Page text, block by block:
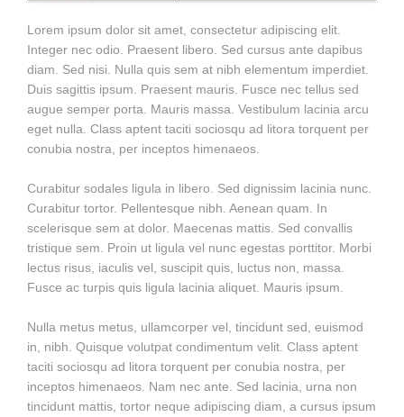
Lorem ipsum dolor sit amet, consectetur adipiscing elit.
Integer nec odio. Praesent libero. Sed cursus ante dapibus
diam. Sed nisi. Nulla quis sem at nibh elementum imperdiet.
Duis sagittis ipsum. Praesent mauris. Fusce nec tellus sed
augue semper porta. Mauris massa. Vestibulum lacinia arcu
eget nulla. Class aptent taciti sociosqu ad litora torquent per
conubia nostra, per inceptos himenaeos.
Curabitur sodales ligula in libero. Sed dignissim lacinia nunc.
Curabitur tortor. Pellentesque nibh. Aenean quam. In
scelerisque sem at dolor. Maecenas mattis. Sed convallis
tristique sem. Proin ut ligula vel nunc egestas porttitor. Morbi
lectus risus, iaculis vel, suscipit quis, luctus non, massa.
Fusce ac turpis quis ligula lacinia aliquet. Mauris ipsum.
Nulla metus metus, ullamcorper vel, tincidunt sed, euismod
in, nibh. Quisque volutpat condimentum velit. Class aptent
taciti sociosqu ad litora torquent per conubia nostra, per
inceptos himenaeos. Nam nec ante. Sed lacinia, urna non
tincidunt mattis, tortor neque adipiscing diam, a cursus ipsum